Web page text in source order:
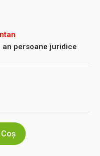
persoane juridice